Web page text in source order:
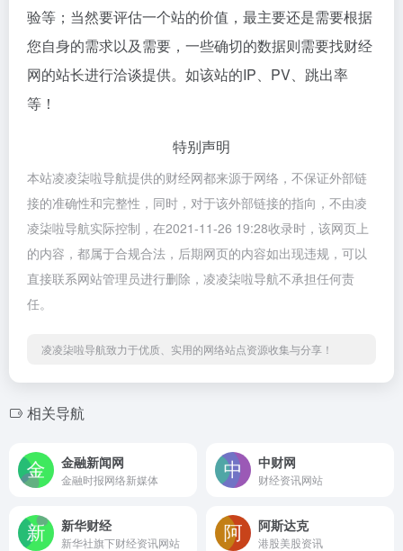
验等；当然要评估一个站的价值，最主要还是需要根据
您自身的需求以及需要，一些确切的数据则需要找财经
网的站长进行洽谈提供。如该站的IP、PV、跳出率
等！
特别声明
本站凌凌柒啦导航提供的财经网都来源于网络，不保证外部链
接的准确性和完整性，同时，对于该外部链接的指向，不由凌
凌柒啦导航实际控制，在2021-11-26 19:28收录时，该网页上
的内容，都属于合规合法，后期网页的内容如出现违规，可以
直接联系网站管理员进行删除，凌凌柒啦导航不承担任何责
任。
凌凌柒啦导航致力于优质、实用的网络站点资源收集与分享！
相关导航
金融新闻网
金融时报网络新媒体
中财网
财经资讯网站
新华财经
新华社旗下财经资讯网站
阿斯达克
港股美股资讯